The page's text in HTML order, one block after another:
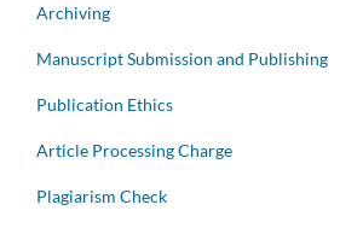
Archiving
Manuscript Submission and Publishing
Publication Ethics
Article Processing Charge
Plagiarism Check